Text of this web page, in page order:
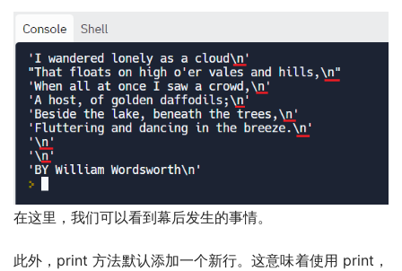
在这里，我们可以看到幕后发生的事情。
此外，print 方法默认添加一个新行。这意味着使用 print，